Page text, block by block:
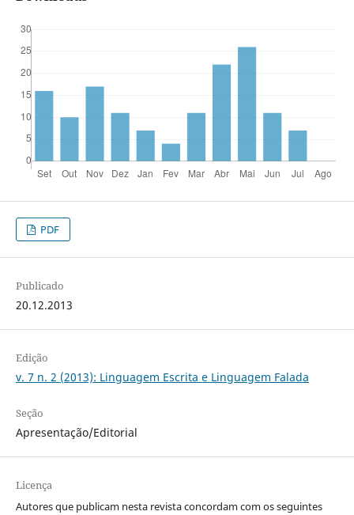
PDF
Publicado
20.12.2013
Edição
v. 7 n. 2 (2013): Linguagem Escrita e Linguagem Falada
Seção
Apresentação/Editorial
Licença
Autores que publicam nesta revista concordam com os seguintes